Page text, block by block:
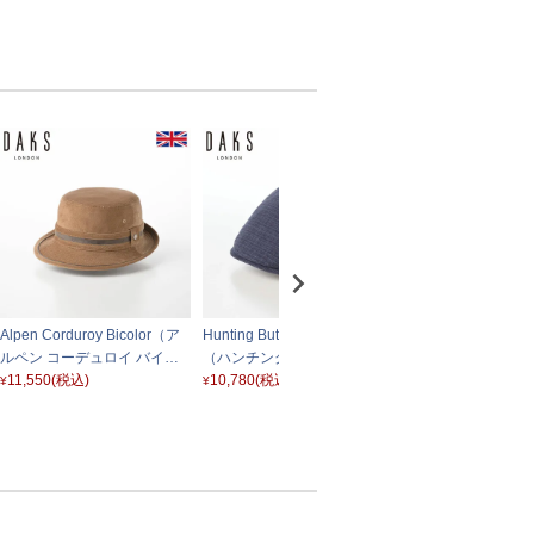
Alpen Corduroy Bicolor（ア
ルペン コーデュロイ バイカ
ラー） D3904 ベージュ
¥11,550(税込)
Hunting Butcher Chambray
（ハンチング ブッチャーシャ
ンブレー） D2017 ネイビー
¥10,780(税込)